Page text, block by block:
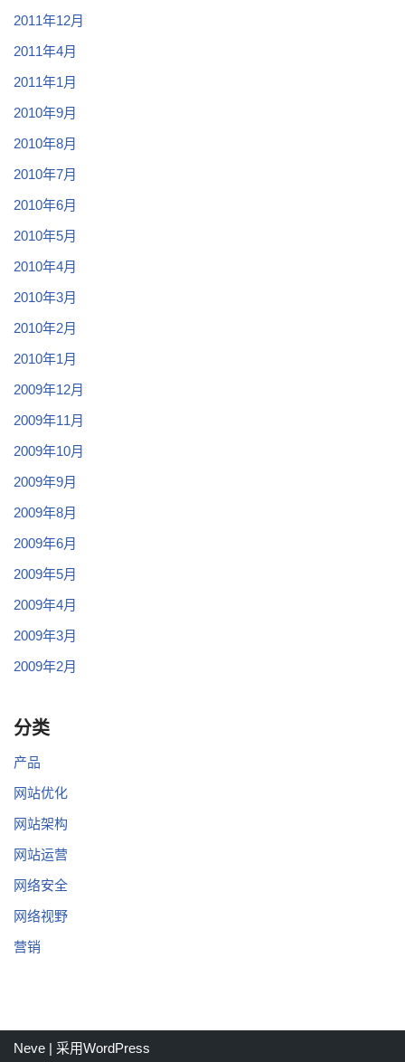
2011年12月
2011年4月
2011年1月
2010年9月
2010年8月
2010年7月
2010年6月
2010年5月
2010年4月
2010年3月
2010年2月
2010年1月
2009年12月
2009年11月
2009年10月
2009年9月
2009年8月
2009年6月
2009年5月
2009年4月
2009年3月
2009年2月
分类
产品
网站优化
网站架构
网站运营
网络安全
网络视野
营销
Neve | 采用WordPress